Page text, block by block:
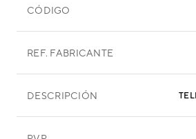
CÓDIGO
REF. FABRICANTE
DESCRIPCIÓN